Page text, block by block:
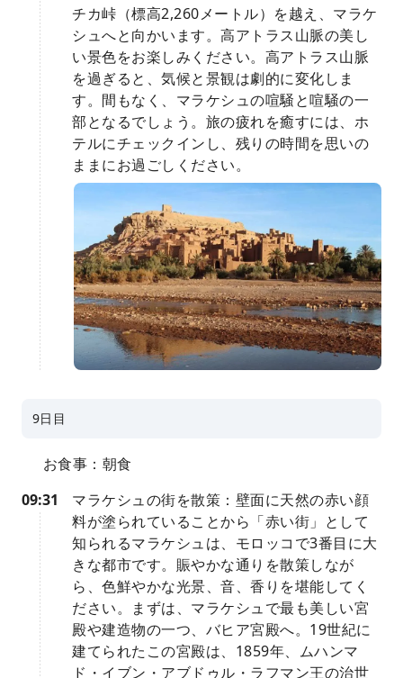
チカ峠（標高2,260メートル）を越え、マラケ
シュへと向かいます。高アトラス山脈の美し
い景色をお楽しみください。高アトラス山脈
を過ぎると、気候と景観は劇的に変化しま
す。間もなく、マラケシュの喧騒と喧騒の一
部となるでしょう。旅の疲れを癒すには、ホ
テルにチェックインし、残りの時間を思いの
ままにお過ごしください。
9日目
お食事：朝食
09:31
マラケシュの街を散策：壁面に天然の赤い顔
料が塗られていることから「赤い街」として
知られるマラケシュは、モロッコで3番目に大
きな都市です。賑やかな通りを散策しなが
ら、色鮮やかな光景、音、香りを堪能してく
ださい。まずは、マラケシュで最も美しい宮
殿や建造物の一つ、バヒア宮殿へ。19世紀に
建てられたこの宮殿は、1859年、ムハンマ
ド・イブン・アブドゥル・ラフマン王の治世